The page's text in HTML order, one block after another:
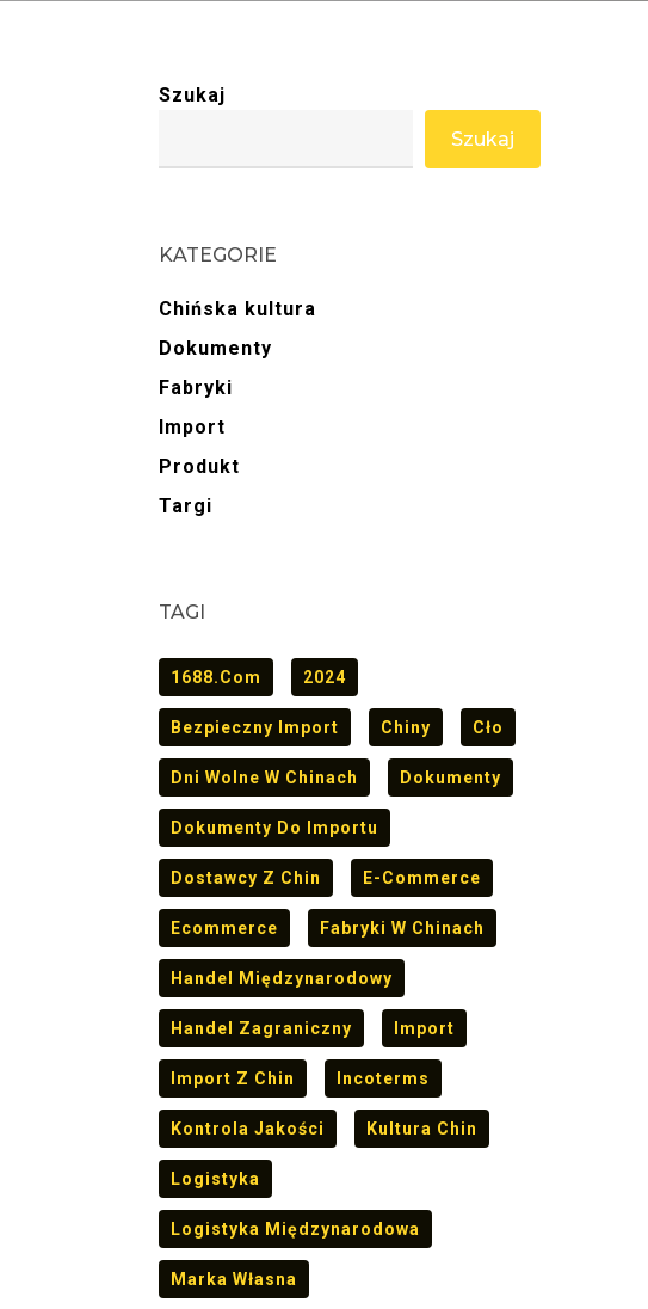
Szukaj
Szukaj
KATEGORIE
Chińska kultura
Dokumenty
Fabryki
Import
Produkt
Targi
TAGI
1688.com 2024
Bezpieczny Import Chiny Cło
Dni Wolne W Chinach Dokumenty
Dokumenty Do Importu
Dostawcy Z Chin E-Commerce
Ecommerce Fabryki W Chinach
Handel Międzynarodowy
Handel Zagraniczny Import
Import Z Chin Incoterms
Kontrola Jakości Kultura Chin
Logistyka
Logistyka Międzynarodowa
Marka Własna